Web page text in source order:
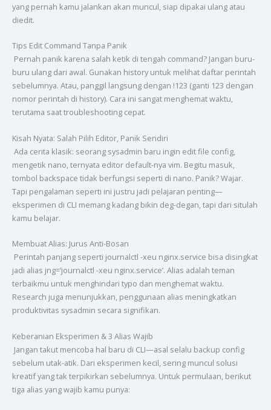
yang pernah kamu jalankan akan muncul, siap dipakai ulang atau
diedit.
Tips Edit Command Tanpa Panik
Pernah panik karena salah ketik di tengah command? Jangan buru-
buru ulang dari awal. Gunakan history untuk melihat daftar perintah
sebelumnya. Atau, panggil langsung dengan !123 (ganti 123 dengan
nomor perintah di history). Cara ini sangat menghemat waktu,
terutama saat troubleshooting cepat.
Kisah Nyata: Salah Pilih Editor, Panik Sendiri
Ada cerita klasik: seorang sysadmin baru ingin edit file config,
mengetik nano, ternyata editor default-nya vim. Begitu masuk,
tombol backspace tidak berfungsi seperti di nano. Panik? Wajar.
Tapi pengalaman seperti ini justru jadi pelajaran penting—
eksperimen di CLI memang kadang bikin deg-degan, tapi dari situlah
kamu belajar.
Membuat Alias: Jurus Anti-Bosan
Perintah panjang seperti journalctl -xeu nginx.service bisa disingkat
jadi alias jng=’journalctl -xeu nginx.service’. Alias adalah teman
terbaikmu untuk menghindari typo dan menghemat waktu.
Research juga menunjukkan, penggunaan alias meningkatkan
produktivitas sysadmin secara signifikan.
Keberanian Eksperimen & 3 Alias Wajib
Jangan takut mencoba hal baru di CLI—asal selalu backup config
sebelum utak-atik. Dari eksperimen kecil, sering muncul solusi
kreatif yang tak terpikirkan sebelumnya. Untuk permulaan, berikut
tiga alias yang wajib kamu punya: